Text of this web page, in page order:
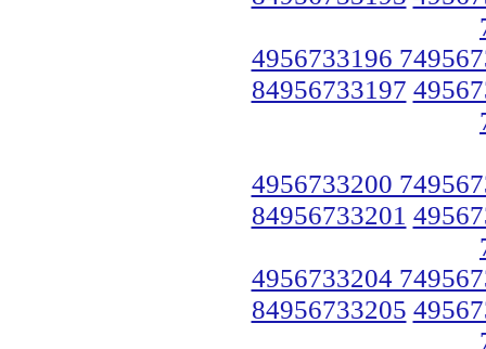
4956733196
84956733197
4956733200
84956733201
4956733204
84956733205